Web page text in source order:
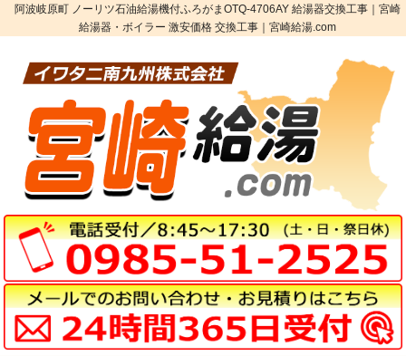
阿波岐原町 ノーリツ石油給湯機付ふろがまOTQ-4706AY 給湯器交換工事｜宮崎
給湯器・ボイラー 激安価格 交換工事｜宮崎給湯.com